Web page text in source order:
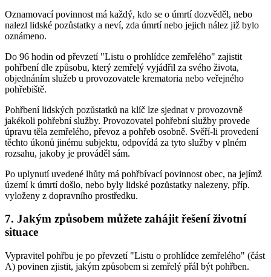
Oznamovací povinnost má každý, kdo se o úmrtí dozvěděl, nebo
nalezl lidské pozůstatky a neví, zda úmrtí nebo jejich nález již bylo
oznámeno.
Do 96 hodin od převzetí "Listu o prohlídce zemřelého" zajistit
pohřbení dle způsobu, který zemřelý vyjádřil za svého života,
objednáním služeb u provozovatele krematoria nebo veřejného
pohřebiště.
Pohřbení lidských pozůstatků na klíč lze sjednat v provozovně
jakékoli pohřební služby. Provozovatel pohřební služby provede
úpravu těla zemřelého, převoz a pohřeb osobně. Svěří-li provedení
těchto úkonů jinému subjektu, odpovídá za tyto služby v plném
rozsahu, jakoby je prováděl sám.
Po uplynutí uvedené lhůty má pohřbívací povinnost obec, na jejímž
území k úmrtí došlo, nebo byly lidské pozůstatky nalezeny, příp.
vyloženy z dopravního prostředku.
7. Jakým způsobem můžete zahájit řešení životní
situace
Vypravitel pohřbu je po převzetí "Listu o prohlídce zemřelého" (část
A) povinen zjistit, jakým způsobem si zemřelý přál být pohřben.